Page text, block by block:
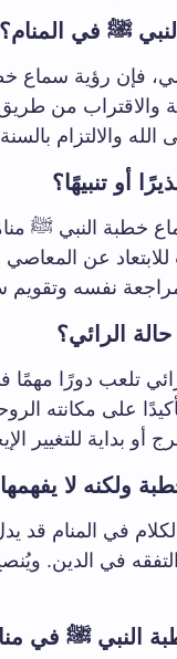
ﷺ في المنام؟
فإن رؤية سماع
والاقتراب من
والالتزام بالسنة
أو تنبيهًا؟
خطبة النبي ﷺ
عن المعاصي
نفسه وتقويم
الرائي؟
تلعب دورًا
على مكانته
أو بداية للتغيير
ولكنه لا
في المنام قد
في الدين.
النبي ﷺ في